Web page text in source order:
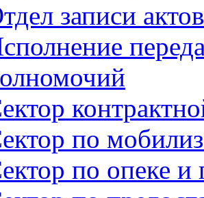
записи
по
по опеке и